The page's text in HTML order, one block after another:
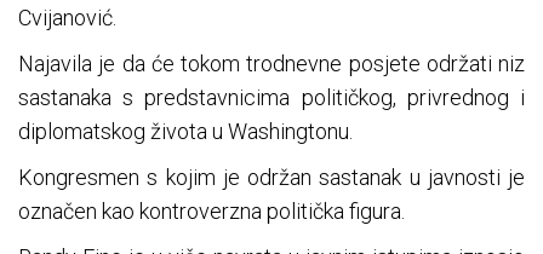
Cvijanović.
Najavila je da će tokom trodnevne posjete održati niz
sastanaka s predstavnicima političkog, privrednog i
diplomatskog života u Washingtonu.
Kongresmen s kojim je održan sastanak u javnosti je
označen kao kontroverzna politička figura.